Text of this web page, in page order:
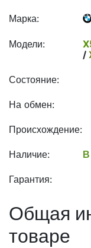
Марка:
Модели:
/
Состояние:
На обмен:
Происхождение:
Наличие:
Гарантия:
Общая
товаре